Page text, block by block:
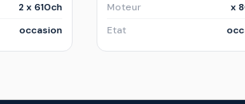
2 x 610ch
occasion
Moteur
x
Etat